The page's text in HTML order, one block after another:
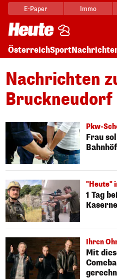
E-Paper Immo
ÖsterreichSport
Nachrichten
Bruckneudorf
Pkw-
Frau
"Heute"
1 Tag
Ihren
Mit